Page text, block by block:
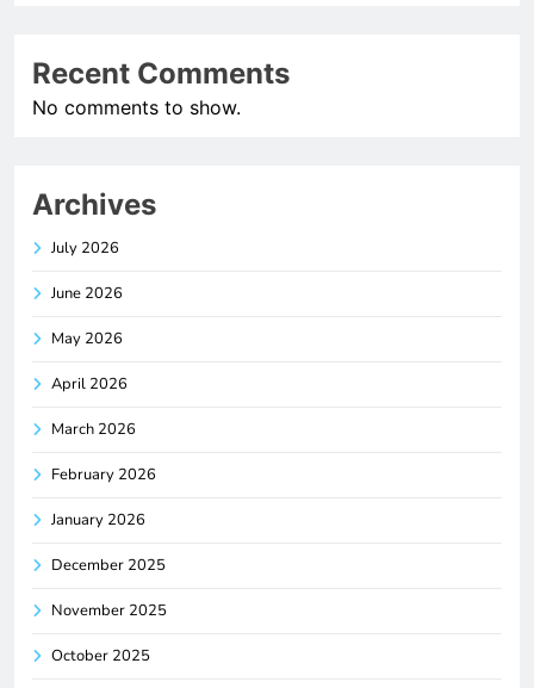
Recent Comments
No comments to show.
Archives
July 2026
June 2026
May 2026
April 2026
March 2026
February 2026
January 2026
December 2025
November 2025
October 2025